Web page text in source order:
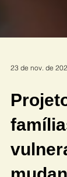
23 de nov. de 2023